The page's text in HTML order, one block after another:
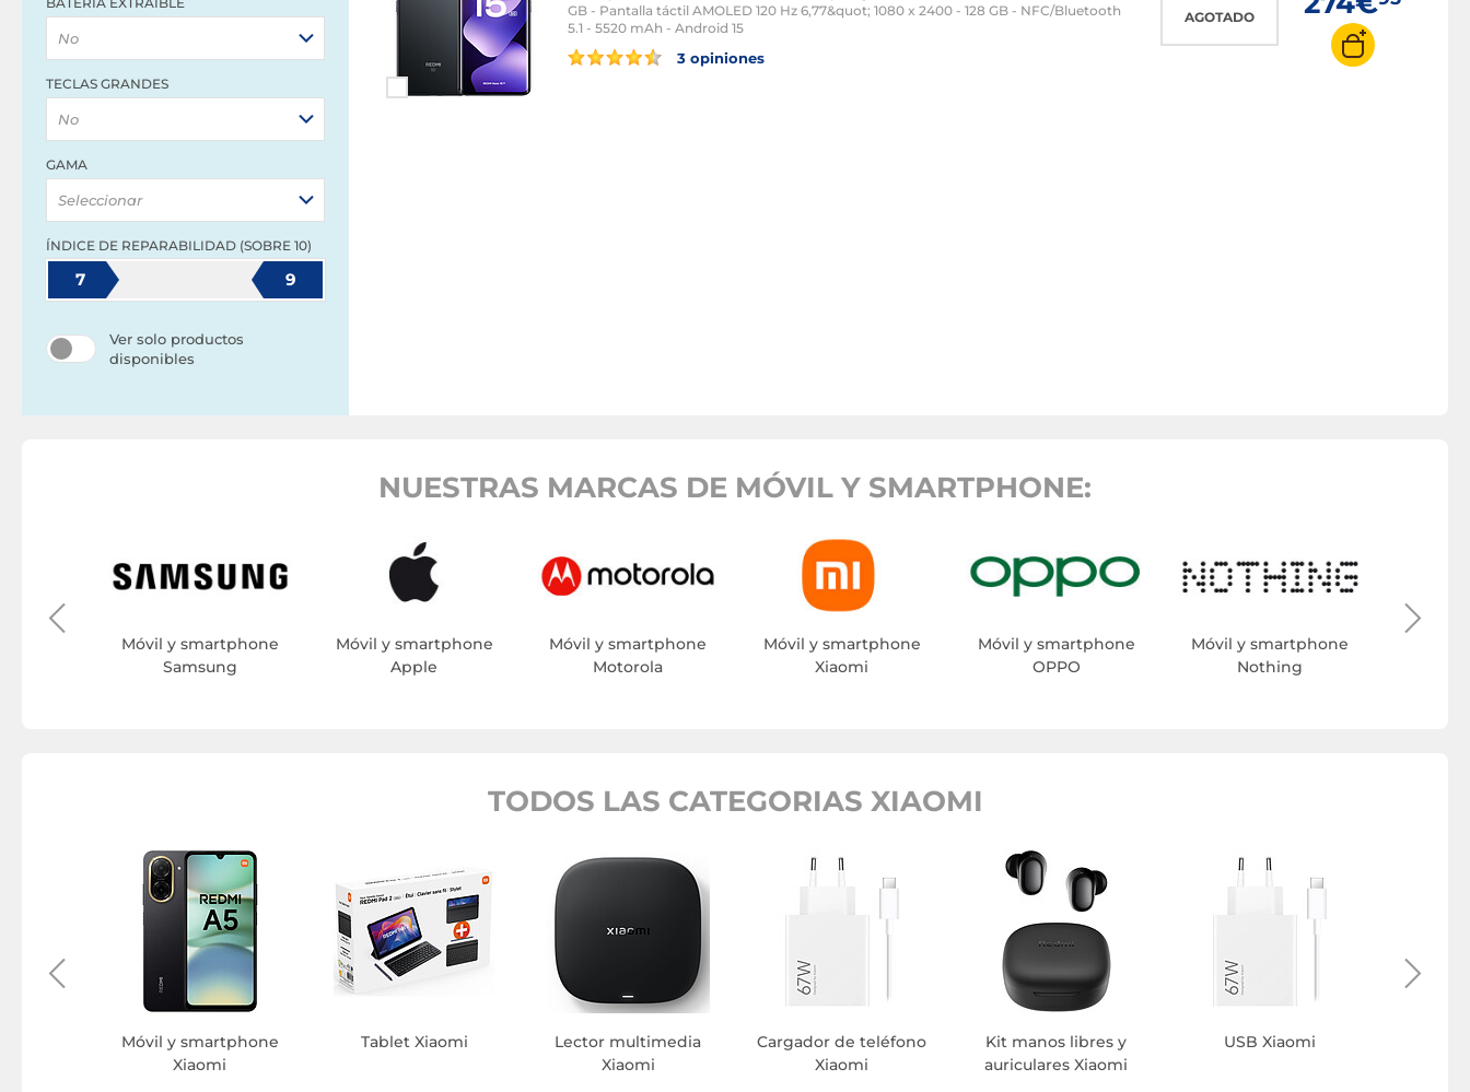
No
TECLAS GRANDES
No
GAMA
Seleccionar
ÍNDICE DE REPARABILIDAD (SOBRE 10)
7 9
Ver solo productos
disponibles
GB - Pantalla táctil AMOLED 120 Hz 6,77&quot; 1080 x 2400 - 128 GB - NFC/Bluetooth
5.1 - 5520 mAh - Android 15
3 opiniones
AGOTADO
NUESTRAS MARCAS DE MÓVIL Y SMARTPHONE:
Móvil y smartphone
Samsung
Móvil y smartphone
Apple
Móvil y smartphone
Motorola
Móvil y smartphone
Xiaomi
Móvil y smartphone
OPPO
Móvil y smartphone
Nothing
TODOS LAS CATEGORIAS XIAOMI
Móvil y smartphone
Xiaomi
Tablet Xiaomi
Lector multimedia
Xiaomi
Cargador de teléfono
Xiaomi
Kit manos libres y
auriculares Xiaomi
USB Xiaomi